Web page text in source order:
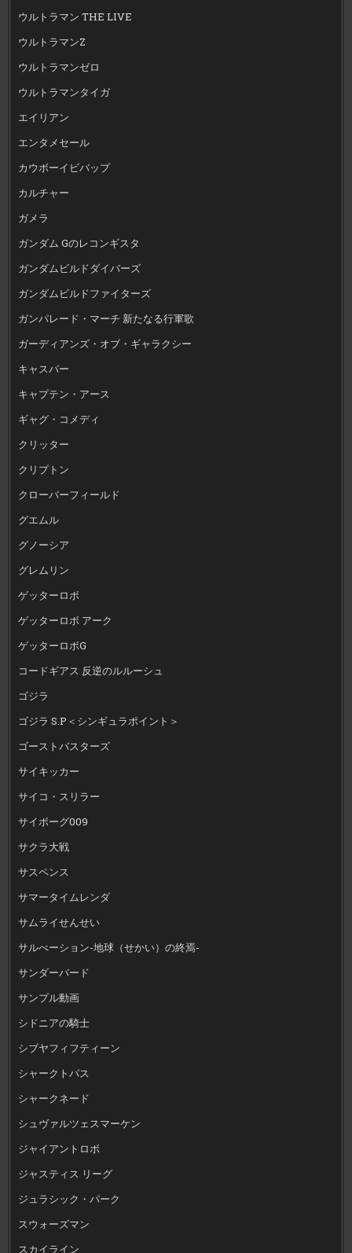
ウルトラマン THE LIVE
ウルトラマンZ
ウルトラマンゼロ
ウルトラマンタイガ
エイリアン
エンタメセール
カウボーイビバップ
カルチャー
ガメラ
ガンダム Gのレコンギスタ
ガンダムビルドダイバーズ
ガンダムビルドファイターズ
ガンパレード・マーチ 新たなる行軍歌
ガーディアンズ・オブ・ギャラクシー
キャスパー
キャプテン・アース
ギャグ・コメディ
クリッター
クリプトン
クローバーフィールド
グエムル
グノーシア
グレムリン
ゲッターロボ
ゲッターロボ アーク
ゲッターロボG
コードギアス 反逆のルルーシュ
ゴジラ
ゴジラ S.P＜シンギュラポイント＞
ゴーストバスターズ
サイキッカー
サイコ・スリラー
サイボーグ009
サクラ大戦
サスペンス
サマータイムレンダ
サムライせんせい
サルべーション-地球（せかい）の終焉-
サンダーバード
サンプル動画
シドニアの騎士
シブヤフィフティーン
シャークトパス
シャークネード
シュヴァルツェスマーケン
ジャイアントロボ
ジャスティス リーグ
ジュラシック・パーク
スウォーズマン
スカイライン